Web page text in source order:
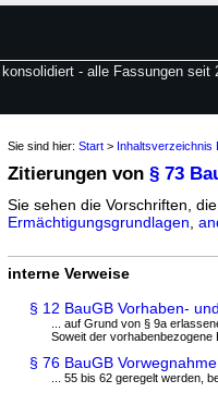
- alle Fassungen seit
Sie sind hier: Start > Inhaltsverzeichnis
Zitierungen von § 73
Sie sehen die Vorschriften,
Ermächtigungsgrundlagen
interne Verweise
§ 12 BauGB Vorhaben-
... auf Grund von § 9a
Soweit der vorhabenbezogene
§ 76 BauGB
... 55 bis 62 geregelt werden,